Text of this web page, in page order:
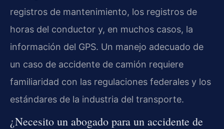
registros de mantenimiento, los registros de
horas del conductor y, en muchos casos, la
información del GPS. Un manejo adecuado de
un caso de accidente de camión requiere
familiaridad con las regulaciones federales y los
estándares de la industria del transporte.
¿Necesito un abogado para un accidente de